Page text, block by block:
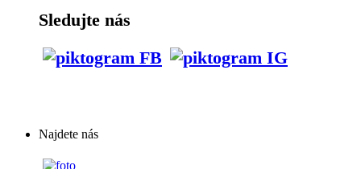
Sledujte nás
Najdete nás